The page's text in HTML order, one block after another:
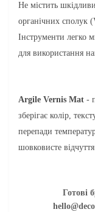
Не містить
органічних сполук
Інструменти легко
для використання
Argile Vernis Mat -
зберігає колір,
перепади
шовковисте
Готові